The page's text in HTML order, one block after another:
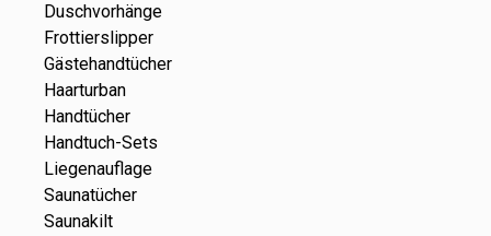
Duschvorhänge
Frottierslipper
Gästehandtücher
Haarturban
Handtücher
Handtuch-Sets
Liegenauflage
Saunatücher
Saunakilt